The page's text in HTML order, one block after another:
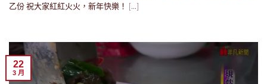
乙份 祝大家紅紅火火，新年快樂！ [...]
22
3 月